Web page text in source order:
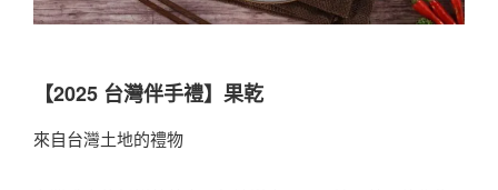
【2025 台灣伴手禮】果乾
來自台灣土地的禮物